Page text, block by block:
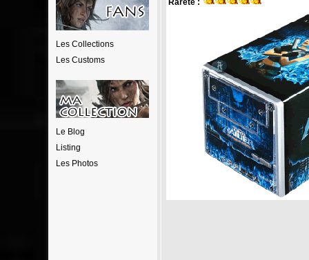
Les Collections
Les Customs
Le Blog
Listing
Les Photos
Rareté :